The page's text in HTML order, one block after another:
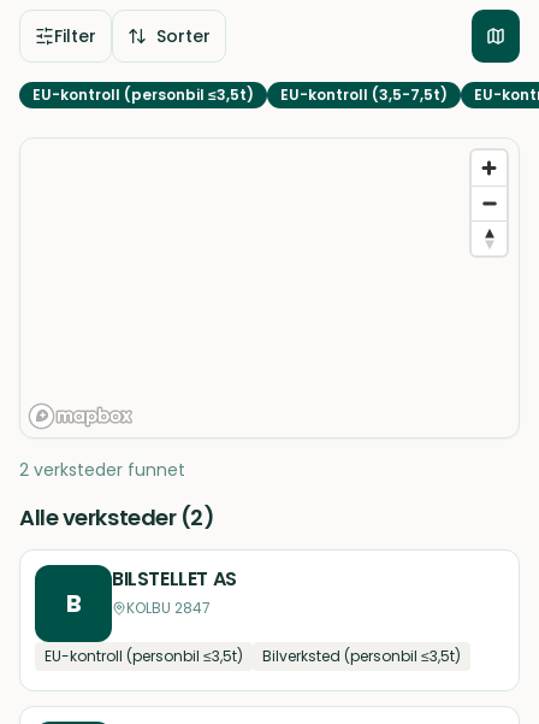
Filter Sorter
EU-kontroll (personbil ≤3,5t) EU-kontroll (3,5-7,5t) EU-
2 verksteder funnet
Alle verksteder (2)
B
BILSTELLET AS
KOLBU 2847
EU-kontroll (personbil ≤3,5t) Bilverksted (personbil ≤3,5t)